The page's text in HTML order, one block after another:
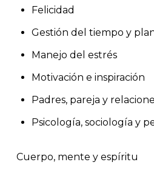
Felicidad
Gestión del tiempo y
Manejo del estrés
Motivación e inspiración
Padres, pareja y
Psicología, sociología y
Cuerpo, mente y espíritu